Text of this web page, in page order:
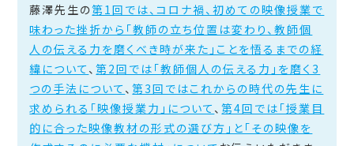
藤澤先生の第1回では、コロナ禍、初めての映像授業で
味わった挫折から「教師の立ち位置は変わり、教師個
人の伝える力を磨くべき時が来た」ことを悟るまでの経
緯について 、第2回では「教師個人の伝える力」を磨く3
つの手法について 、第3回ではこれからの時代の先生に
求められる「映像授業力」について 、第4回では「授業目
的に合った映像教材の形式の選び方」と「その映像を